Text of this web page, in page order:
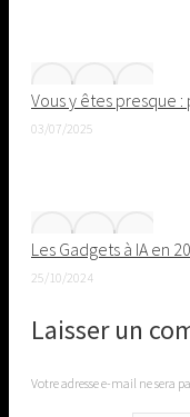
Vous y êtes presque
03/07/2025
Les Gadgets à IA en
25/10/2024
Laisser un
Votre adresse e-mail ne sera